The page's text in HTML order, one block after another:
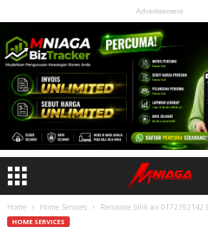
Advertisement
Home Home Services Renovate bilik air 0172192142
HOME SERVICES